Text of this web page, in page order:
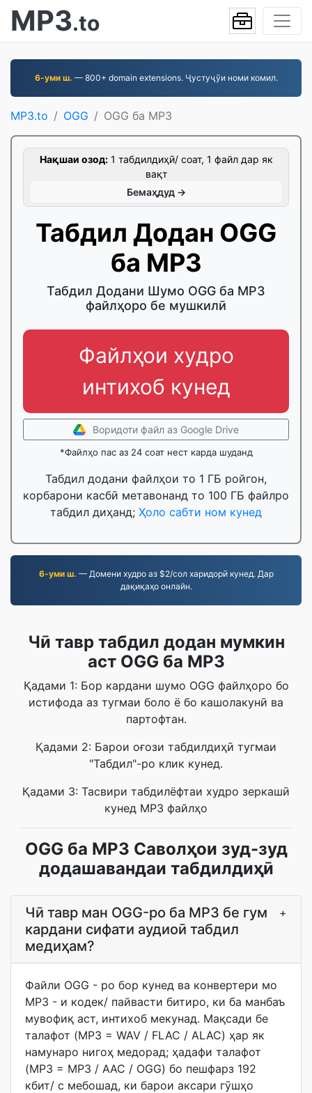
MP3.to
6-уми ш. — 800+ domain extensions. Ҷустуҷӯи номи комил.
MP3.to OGG OGG ба MP3
Нақшаи озод:1 табдилдиҳӣ/ соат, 1 файл дар як
вақт
Бемаҳдуд →
Табдил Додан OGG
ба MP3
Табдил Додани Шумо OGG ба MP3
файлҳоро бе мушкилӣ
Файлҳои худро
интихоб кунед
Воридоти файл аз Google Drive
*Файлҳо пас аз 24 соат нест карда шуданд
Табдил додани файлҳои то 1 ГБ ройгон,
корбарони касбӣ метавонанд то 100 ГБ файлро
табдил диҳанд; Ҳоло сабти ном кунед
6-уми ш. — Домени худро аз $2/сол харидорӣ кунед. Дар
дақиқаҳо онлайн.
Чӣ тавр табдил додан мумкин
аст OGG ба MP3
Қадами 1: Бор кардани шумо OGG файлҳоро бо
истифода аз тугмаи боло ё бо кашолакунӣ ва
партофтан.
Қадами 2: Барои оғози табдилдиҳӣ тугмаи
"Табдил"-ро клик кунед.
Қадами 3: Тасвири табдилёфтаи худро зеркашӣ
кунед MP3 файлҳо
OGG ба MP3 Саволҳои зуд-зуд
додашавандаи табдилдиҳӣ
Чӣ тавр ман OGG-ро ба MP3 бе гум
кардани сифати аудиоӣ табдил
медиҳам?
+
Файли OGG - ро бор кунед ва конвертери мо
MP3 - и кодек/ пайвасти битиро, ки ба манбаъ
мувофиқ аст, интихоб мекунад. Мақсади бе
талафот (MP3 = WAV / FLAC / ALAC) ҳар як
намунаро нигоҳ медорад; ҳадафи талафот
(MP3 = MP3 / AAC / OGG) бо пешфарз 192
кбит/ с мебошад, ки барои аксари гӯшҳо